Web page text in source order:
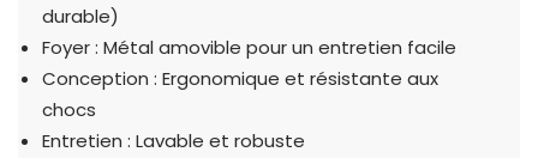
durable)
Foyer : Métal amovible pour un entretien facile
Conception : Ergonomique et résistante aux
chocs
Entretien : Lavable et robuste